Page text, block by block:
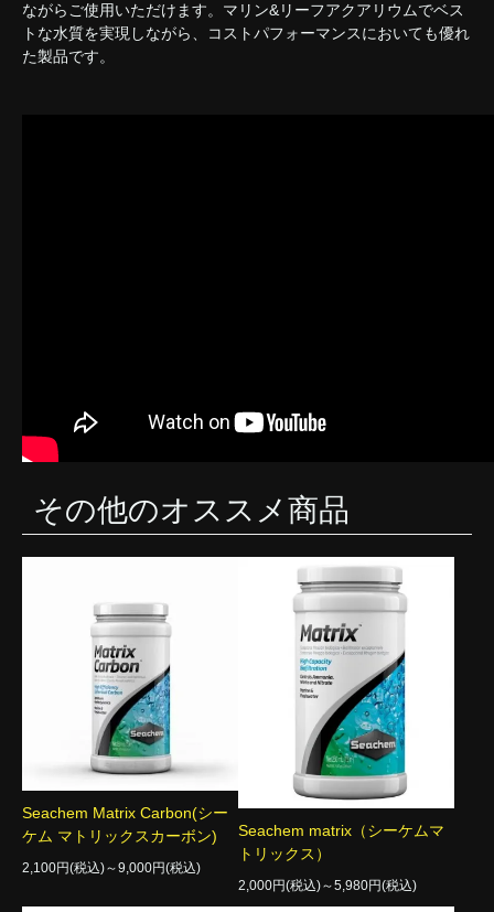
ながらご使用いただけます。マリン&リーフアクアリウムでベス
トな水質を実現しながら、コストパフォーマンスにおいても優れ
た製品です。
その他のオススメ商品
Seachem Matrix Carbon(シー
ケム マトリックスカーボン)
2,100円(税込)～9,000円(税込)
Seachem matrix（シーケムマ
トリックス）
2,000円(税込)～5,980円(税込)